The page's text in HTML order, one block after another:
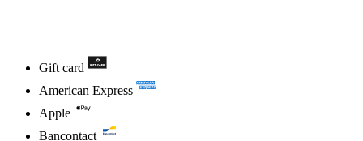
Gift card
American Express
Apple
Bancontact